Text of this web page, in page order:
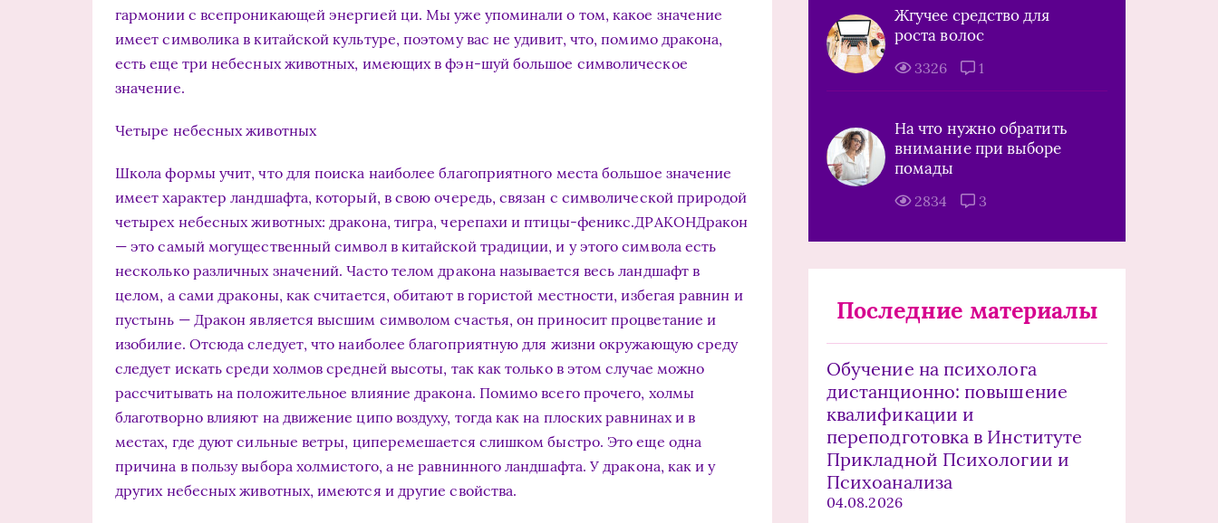
гармонии с всепроникающей энергией ци. Мы уже упоминали о том, какое значение
имеет символика в китайской культуре, поэтому вас не удивит, что, помимо дракона,
есть еще три небесных животных, имеющих в фэн-шуй большое символическое
значение.
Четыре небесных животных
Школа формы учит, что для поиска наиболее благоприятного места большое значение
имеет характер ландшафта, который, в свою очередь, связан с символической природой
четырех небесных животных: дракона, тигра, черепахи и птицы-феникс.ДРАКОНДракон
— это самый могущественный символ в китайской традиции, и у этого символа есть
несколько различных значений. Часто телом дракона называется весь ландшафт в
целом, а сами драконы, как считается, обитают в гористой местности, избегая равнин и
пустынь — Дракон является высшим символом счастья, он приносит процветание и
изобилие. Отсюда следует, что наиболее благоприятную для жизни окружающую среду
следует искать среди холмов средней высоты, так как только в этом случае можно
рассчитывать на положительное влияние дракона. Помимо всего прочего, холмы
благотворно влияют на движение ципо воздуху, тогда как на плоских равнинах и в
местах, где дуют сильные ветры, циперемешается слишком быстро. Это еще одна
причина в пользу выбора холмистого, а не равнинного ландшафта. У дракона, как и у
других небесных животных, имеются и другие свойства.
Жгучее средство для
роста волос
3326 1
На что нужно обратить
внимание при выборе
помады
2834 3
Последние материалы
Обучение на психолога
дистанционно: повышение
квалификации и
переподготовка в Институте
Прикладной Психологии и
Психоанализа
04.08.2026